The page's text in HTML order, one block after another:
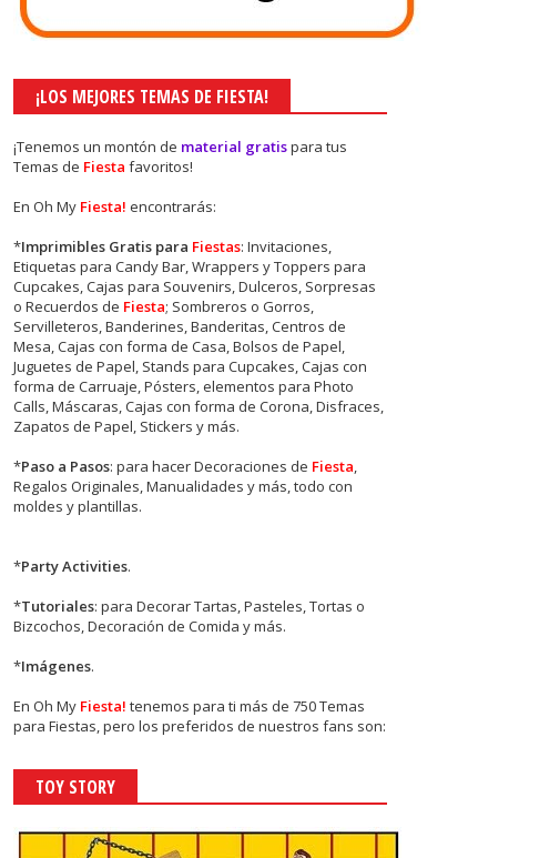
¡LOS MEJORES TEMAS DE FIESTA!
¡Tenemos un montón de material gratispara tus
Temas de Fiestafavoritos!
En Oh My Fiesta!encontrarás:
*Imprimibles Gratis para Fiestas: Invitaciones,
Etiquetas para Candy Bar, Wrappers y Toppers para
Cupcakes, Cajas para Souvenirs, Dulceros, Sorpresas
o Recuerdos de Fiesta; Sombreros o Gorros,
Servilleteros, Banderines, Banderitas, Centros de
Mesa, Cajas con forma de Casa, Bolsos de Papel,
Juguetes de Papel, Stands para Cupcakes, Cajas con
forma de Carruaje, Pósters, elementos para Photo
Calls, Máscaras, Cajas con forma de Corona, Disfraces,
Zapatos de Papel, Stickers y más.
*Paso a Pasos: para hacer Decoraciones de Fiesta,
Regalos Originales, Manualidades y más, todo con
moldes y plantillas.
*Party Activities.
*Tutoriales: para Decorar Tartas, Pasteles, Tortas o
Bizcochos, Decoración de Comida y más.
*Imágenes.
EnOh My Fiesta! tenemos para ti más de 750 Temas
para Fiestas, pero los preferidos de nuestros fans son:
TOY STORY